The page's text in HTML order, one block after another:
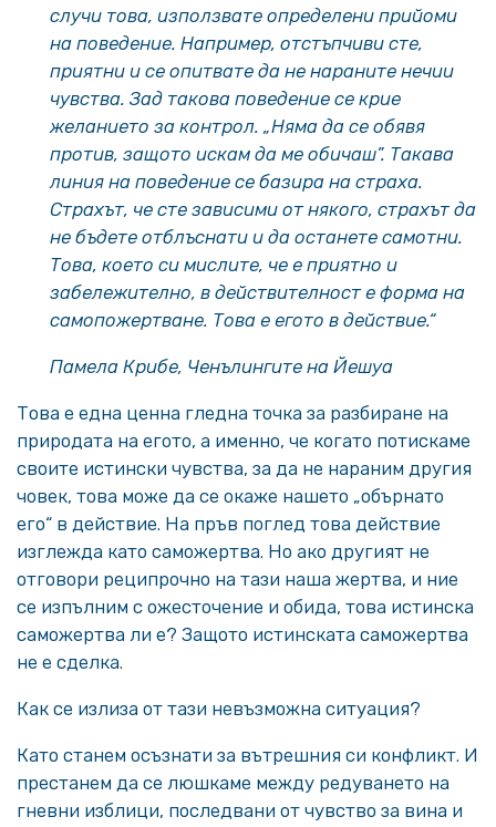
случи това, използвате определени прийоми
на поведение. Например, отстъпчиви сте,
приятни и се опитвате да не нараните нечии
чувства. Зад такова поведение се крие
желанието за контрол. „Няма да се обявя
против, защото искам да ме обичаш”. Такава
линия на поведение се базира на страха.
Страхът, че сте зависими от някого, страхът да
не бъдете отблъснати и да останете самотни.
Това, което си мислите, че е приятно и
забележително, в действителност е форма на
самопожертване. Това е егото в действие.“
Памела Крибе, Ченълингите на Йешуа
Това е една ценна гледна точка за разбиране на
природата на егото, а именно, че когато потискаме
своите истински чувства, за да не нараним другия
човек, това може да се окаже нашето „обърнато
его“ в действие. На пръв поглед това действие
изглежда като саможертва. Но ако другият не
отговори реципрочно на тази наша жертва, и ние
се изпълним с ожесточение и обида, това истинска
саможертва ли е? Защото истинската саможертва
не е сделка.
Как се излиза от тази невъзможна ситуация?
Като станем осъзнати за вътрешния си конфликт. И
престанем да се люшкаме между редуването на
гневни изблици, последвани от чувство за вина и